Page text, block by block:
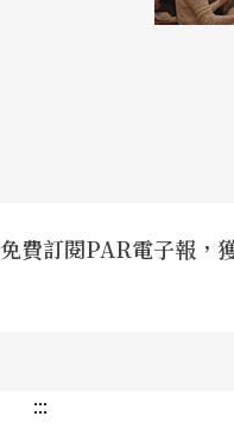
免費訂閱PAR電子報，
:::